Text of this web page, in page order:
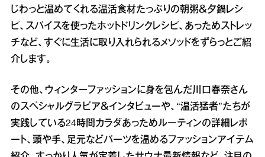
じわっと温めてくれる温活食材たっぷりの朝粥＆夕鍋レシ
ピ、スパイスを使ったホットドリンクレシピ、あっためストレッ
チなど、すぐに生活に取り入れられるメソッドをずらっとご紹
介します。
その他、ウィンターファッションに身を包んだ川口春奈さん
のスペシャルグラビア＆インタビューや、“温活猛者”たちが
実践している24時間カラダあっためルーティンの詳細レポ
ート、頭や手、足元などパーツを温めるファッションアイテム